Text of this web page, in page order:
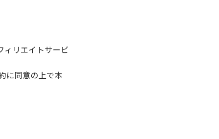
ィリエイトサービ
に同意の上で本